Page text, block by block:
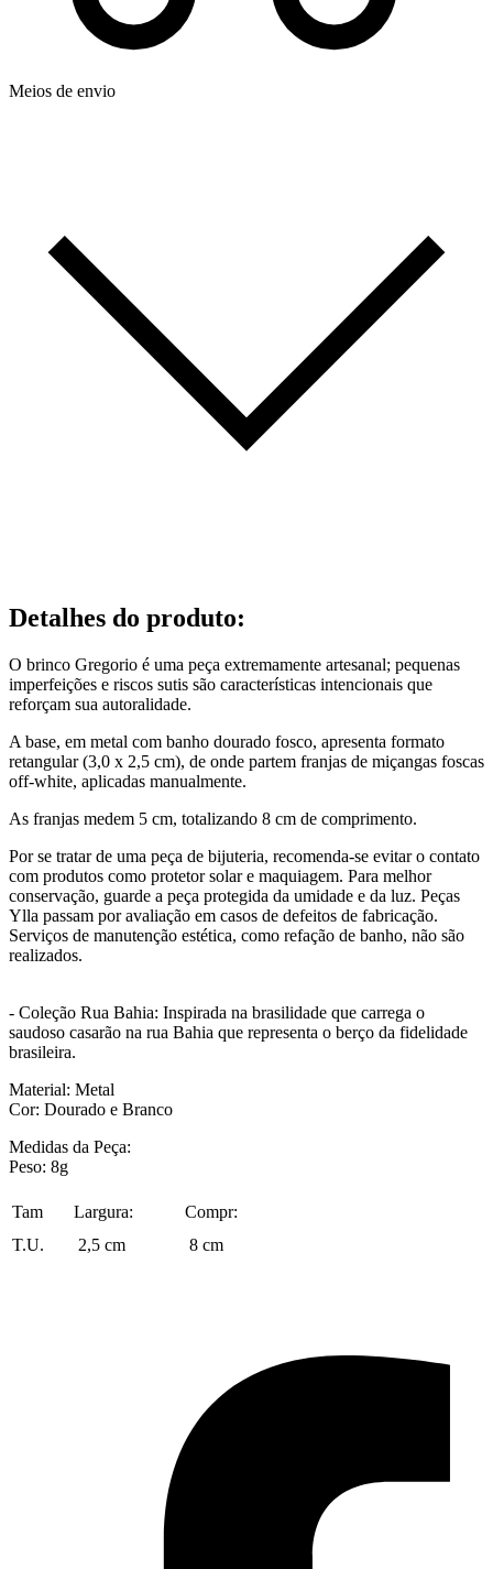
Meios de envio
Detalhes do produto:
O brinco Gregorio é uma peça extremamente artesanal; pequenas
imperfeições e riscos sutis são características intencionais que
reforçam sua autoralidade.
A base, em metal com banho dourado fosco, apresenta formato
retangular (3,0 x 2,5 cm), de onde partem franjas de miçangas foscas
off-white, aplicadas manualmente.
As franjas medem 5 cm, totalizando 8 cm de comprimento.
Por se tratar de uma peça de bijuteria, recomenda-se evitar o contato
com produtos como protetor solar e maquiagem. Para melhor
conservação, guarde a peça protegida da umidade e da luz. Peças
Ylla passam por avaliação em casos de defeitos de fabricação.
Serviços de manutenção estética, como refação de banho, não são
realizados.
- Coleção Rua Bahia: Inspirada na brasilidade que carrega o
saudoso casarão na rua Bahia que representa o berço da fidelidade
brasileira.
Material: Metal
Cor: Dourado e Branco
Medidas da Peça:
Peso: 8g
Tam Largura:
Compr:
T.U.
2,5 cm 8 cm